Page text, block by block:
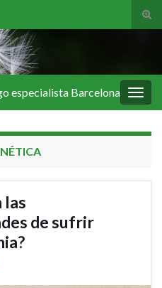
el
la
especialista Barcelona
las
de sufrir